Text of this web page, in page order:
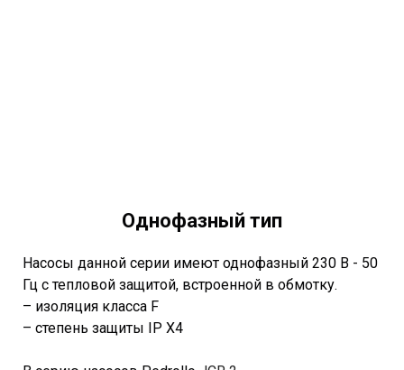
Однофазный тип
Насосы данной серии имеют однофазный 230 В - 50
Гц с тепловой защитой, встроенной в обмотку.
– изоляция класса F
– степень защиты IP X4